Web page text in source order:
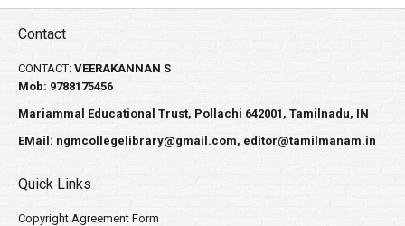
Contact
CONTACT: VEERAKANNAN S
Mob: 9788175456
Mariammal Educational Trust, Pollachi 642001, Tamilnadu, IN
EMail: ngmcollegelibrary@gmail.com, editor@tamilmanam.in
Quick Links
Copyright Agreement Form